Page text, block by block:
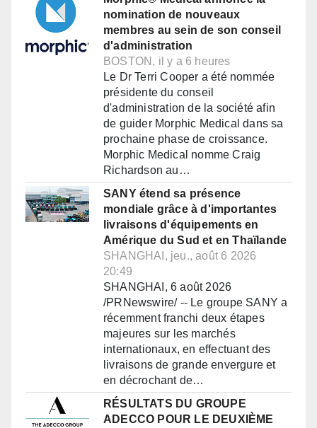
nomination de nouveaux
membres au sein de son conseil
d'administration
BOSTON, il y a 6 heures
Le Dr Terri Cooper a été nommée
présidente du conseil
d'administration de la société afin
de guider Morphic Medical dans sa
prochaine phase de croissance.
Morphic Medical nomme Craig
Richardson au…
SANY étend sa présence
mondiale grâce à d'importantes
livraisons d'équipements en
Amérique du Sud et en Thaïlande
SHANGHAI, jeu., août 6 2026
20:49
SHANGHAI, 6 août 2026
/PRNewswire/ -- Le groupe SANY a
récemment franchi deux étapes
majeures sur les marchés
internationaux, en effectuant des
livraisons de grande envergure et
en décrochant de…
RÉSULTATS DU GROUPE
ADECCO POUR LE DEUXIÈME